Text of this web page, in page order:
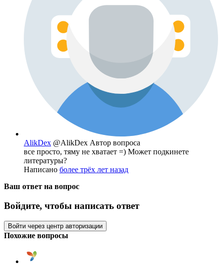
AlikDex @AlikDex Автор вопроса
все просто, тяму не хватает =) Может подкинете
литературы?
Написано более трёх лет назад
Ваш ответ на вопрос
Войдите, чтобы написать ответ
Войти через центр авторизации
Похожие вопросы